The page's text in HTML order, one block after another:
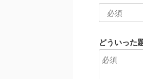
どういった